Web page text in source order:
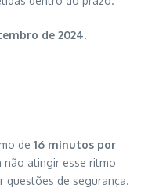
de 2024.
de 16 minutos por
não atingir esse ritmo
questões de segurança.